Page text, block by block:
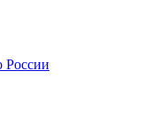
России